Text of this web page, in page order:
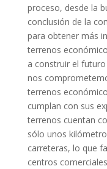
proceso, desde la
conclusión de la
para obtener más
terrenos
a construir el
nos
terrenos
cumplan con sus
terrenos cuentan
sólo unos
carreteras, lo que
centros